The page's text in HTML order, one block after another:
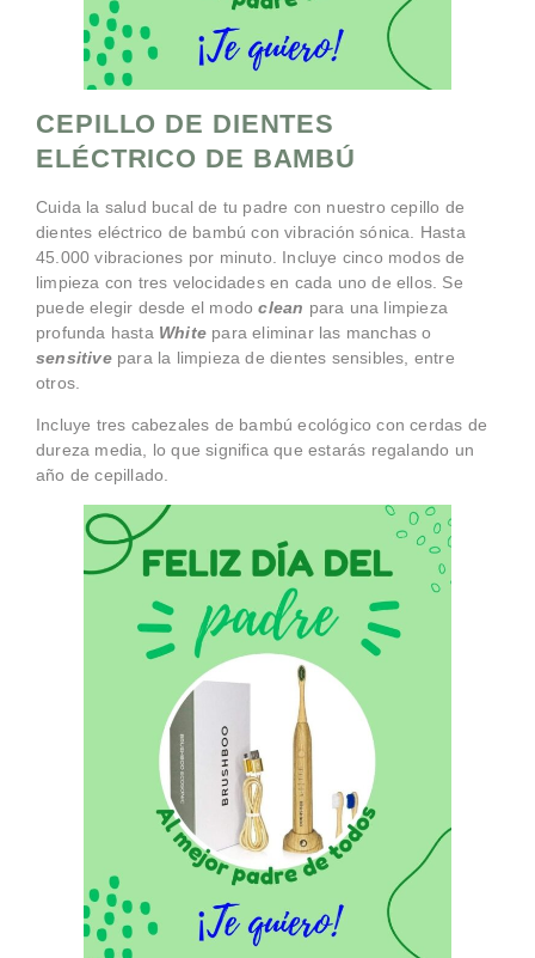
CEPILLO DE DIENTES
ELÉCTRICO DE BAMBÚ
Cuida la salud bucal de tu padre con nuestro cepillo de
dientes eléctrico de bambú con vibración sónica. Hasta
45.000 vibraciones por minuto. Incluye cinco modos de
limpieza con tres velocidades en cada uno de ellos. Se
puede elegir desde el modoclean para una limpieza
profunda hasta White para eliminar las manchas o
sensitivepara la limpieza de dientes sensibles, entre
otros.
Incluye tres cabezales de bambú ecológico con cerdas de
dureza media, lo que significa que estarás regalando un
año de cepillado.